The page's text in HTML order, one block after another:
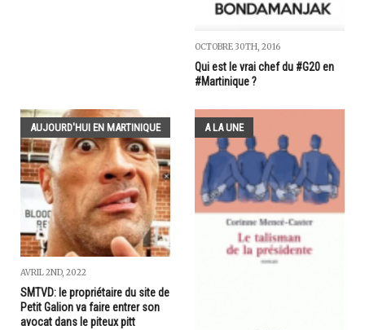
OCTOBRE 30TH, 2016
Qui est le vrai chef du #G20 en
#Martinique ?
AUJOURD'HUI EN MARTINIQUE
AVRIL 2ND, 2022
SMTVD: le propriétaire du site de
Petit Galion va faire entrer son
avocat dans le piteux pitt
A LA UNE